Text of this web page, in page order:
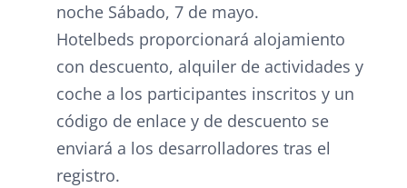
noche Sábado, 7 de mayo.
Hotelbeds proporcionará alojamiento
con descuento, alquiler de actividades y
coche a los participantes inscritos y un
código de enlace y de descuento se
enviará a los desarrolladores tras el
registro.